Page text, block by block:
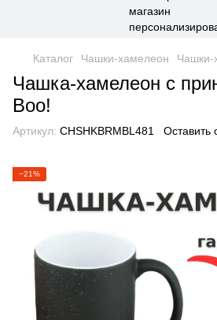
Каталог Чашки-хамелеон Чашки-
Чашка-хамелеон с
Boo!
Артикул: CHSHKBRMBL481 Оставить
−21%